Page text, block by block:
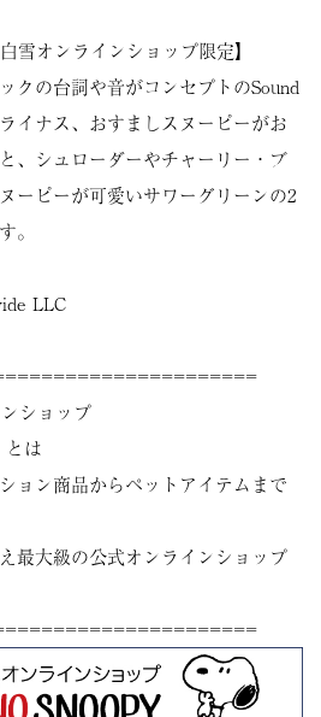
雪オンラインショップ限定】
の台詞や音がコンセプトのSound
イナス、おすましスヌーピーがお
、シュローダーやチャーリー・ブ
ーピーが可愛いサワーグリーンの2
。
LLC
ショップ
とは
ョン商品からペットアイテムまで
最大級の公式オンラインショップ